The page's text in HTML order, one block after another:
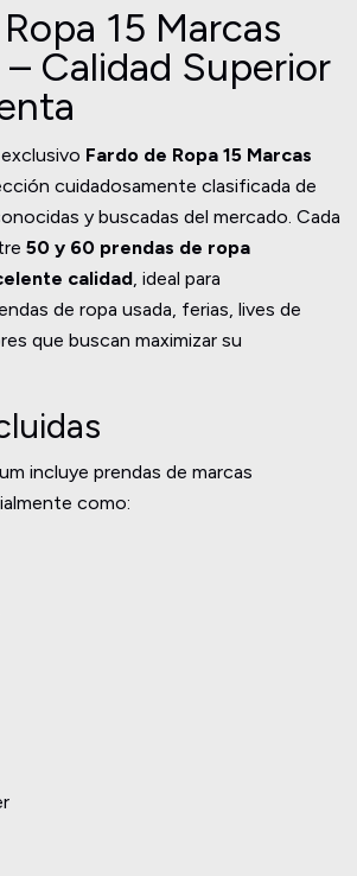
15 Marcas
Calidad Superior
Fardo de Ropa 15 Marcas
cuidadosamente clasificada de
y buscadas del mercado. Cada
50 y 60 prendas de ropa
calidad, ideal para
de ropa usada, ferias, lives de
que buscan maximizar su
incluye prendas de marcas
como: